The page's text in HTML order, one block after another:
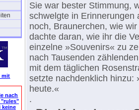
mit
nach
"rules"
keine
Sie war bester Stimmung,
schwelgte in Erinnerungen
noch, Braunerchen, wie
dachte daran, wie ihr die
einzelne »Souvenirs« zu
nach Tausenden
mit dem täglichen
setzte nachdenklich hinzu:
heute.«
.